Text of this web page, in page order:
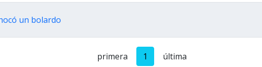
un bolardo
primera 1 última